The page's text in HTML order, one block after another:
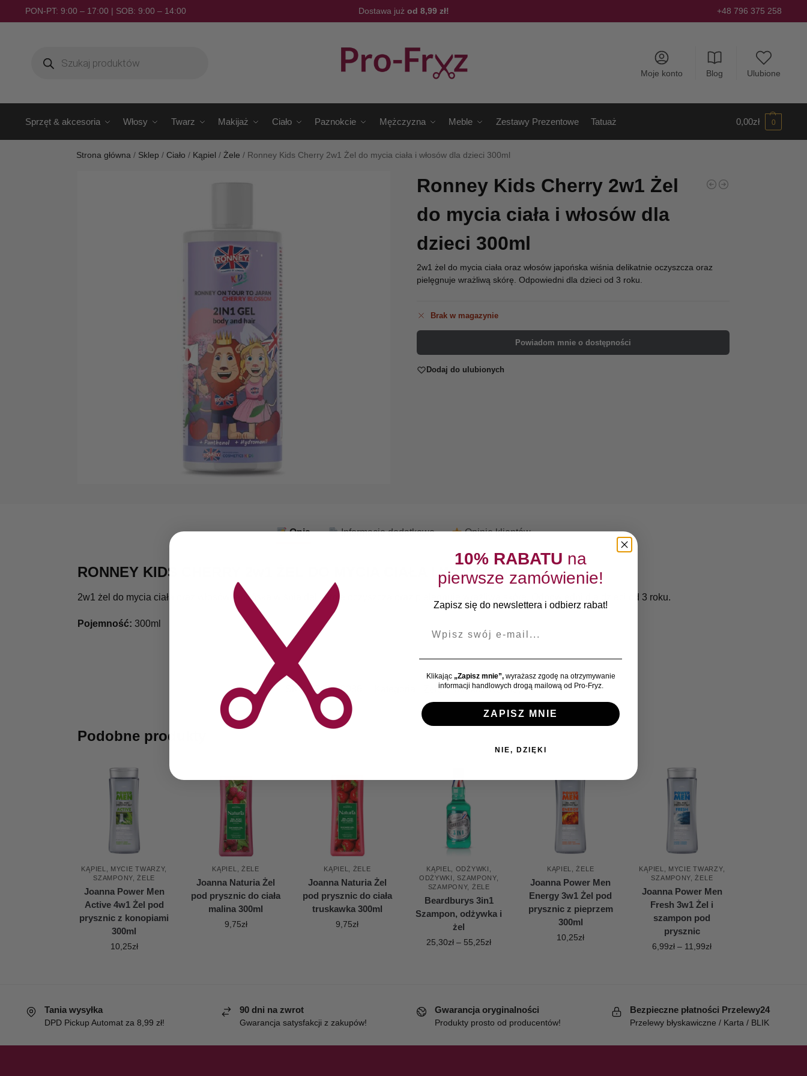
PON-PT: 9:00 – 17:00 | SOB: 9:00 – 14:00 Dostawa już od 8,99 zł! +48 796 375 258
Moje konto Blog Ulubione
Sprzęt & akcesoria Włosy Twarz Makijaż Ciało Paznokcie Mężczyzna Meble Zestawy Prezentowe Tatuaż 0,00zł 0
Strona główna / Sklep /Ciało / Kąpiel /Żele / Ronney Kids Cherry 2w1 Żel do mycia ciała i włosów dla dzieci 300ml
Ronney Kids Cherry 2w1 Żel
do mycia ciała i włosów dla
dzieci 300ml
2w1 żel do mycia ciała oraz włosów japońska wiśnia delikatnie oczyszcza oraz
pielęgnuje wrażliwą skórę. Odpowiedni dla dzieci od 3 roku.
Brak w magazynie
Powiadom mnie o dostępności
Dodaj do ulubionych
Opis Informacje dodatkowe Opinie klientów
RONNEY KIDS CHERRY 2w1 ŻEL DO MYCIA CIAŁA I WŁOSÓW 300ml
2w1 żel do mycia ciała oraz włosów japońska wiśnia delikatnie oczyszcza oraz pielęgnuje wrażliwą skórę. Odpowiedni dla dzieci od 3 roku.
Pojemność: 300ml
SKU: RCH00086 Żele Marka: Ronney
Podobne produkty
KĄPIEL MYCIE TWARZY,
SZAMPONY, ŻELE
Joanna Power Men
Active 4w1 Żel pod
prysznic z konopiami
300ml
10,25zł
KĄPIEL ŻELE
Joanna Naturia Żel
pod prysznic do ciała
malina 300ml
9,75zł
KĄPIEL ŻELE
Joanna Naturia Żel
pod prysznic do ciała
truskawka 300ml
9,75zł
KĄPIEL ODŻYWKI
ODŻYWKI
SZAMPONY,
SZAMPONY, ŻELE
Beardburys 3in1
Szampon, odżywka i
żel
25,30zł – 55,25zł
KĄPIEL ŻELE
Joanna Power Men
Energy 3w1 Żel pod
prysznic z pieprzem
300ml
10,25zł
KĄPIEL MYCIE TWARZY,
SZAMPONY
ŻELE
Joanna Power Men
Fresh 3w1 Żel i
szampon pod
prysznic
6,99zł – 11,99zł
Tania wysyłka
DPD Pickup Automat za 8,99 zł!
90 dni na zwrot
Gwarancja satysfakcji z zakupów!
Gwarancja oryginalności
Produkty prosto od producentów!
Bezpieczne płatności Przelewy24
Przelewy błyskawiczne / Karta / BLIK
10% RABATU na
pierwsze zamówienie!
Zapisz się do newslettera i odbierz rabat!
Klikając „Zapisz mnie”,wyrażasz zgodę na otrzymywanie
informacji handlowych drogą mailową od Pro-Fryz.
ZAPISZ MNIE
NIE, DZIĘKI